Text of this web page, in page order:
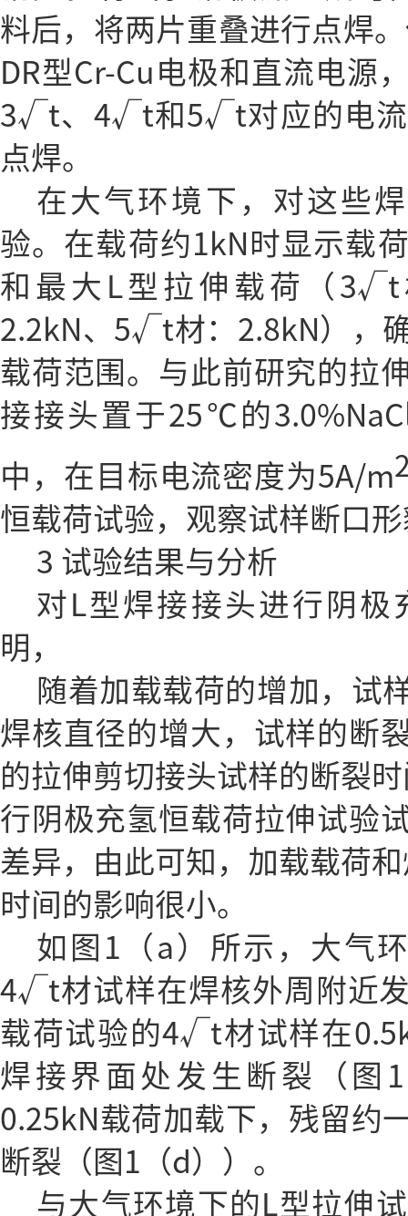
料后，将两片重叠进行点焊
DR型Cr-Cu电极和直流电源
3√t、4√t和5√t对应的电流
点焊。
在大气环境下，对这些
验。在载荷约1kN时显示载
和最大L型拉伸载荷（
2.2kN、5√t材：2.8kN），
载荷范围。与此前研究的拉
接接头置于25℃的
中，在目标电流密度为5A/m
恒载荷试验，观察试样断口
3 试验结果与分析
对L型焊接接头进行阴极
明，
随着加载载荷的增加，试
焊核直径的增大，试样的断
的拉伸剪切接头试样的断裂
行阴极充氢恒载荷拉伸试验
差异，由此可知，加载载荷
时间的影响很小。
如图1（a）所示，大气
4√t材试样在焊核外周附近
载荷试验的4√t材试样在
焊接界面处发生断裂（图
0.25kN载荷加载下，残留约
断裂（图1（d））。
与大气环境下的L型拉伸